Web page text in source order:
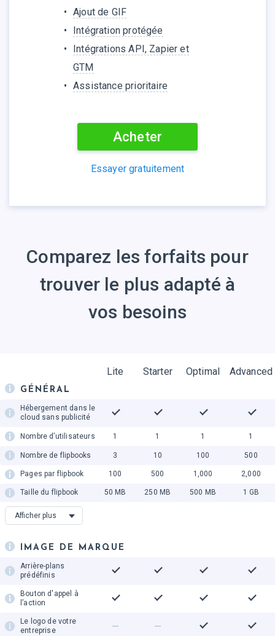
Ajout de GIF
Intégration protégée
Intégrations API, Zapier et
GTM
Assistance prioritaire
Acheter
Essayer gratuitement
Comparez les forfaits pour
trouver le plus adapté à
vos besoins
Lite Starter Optimal Advanced
GÉNÉRAL
Hébergement dans le
cloud sans publicité
Nombre d’utilisateurs 1 1 1 1
Nombre de flipbooks 3 10 100 500
Pages par flipbook 100 500 1,000 2,000
Taille du flipbook 50 MB 250 MB 500 MB 1 GB
Accessibilité
Mise à jour de
Dossiers partagés
Auto-hébergement
Afficher plus
IMAGE DE MARQUE
Arrière-plans
prédéfinis
Bouton d'appel à
l’action
Le logo de votre
entreprise